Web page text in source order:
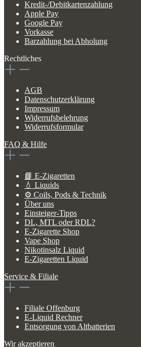
Kredit-/Debitkartenzahlung
Apple Pay
Google Pay
Vorkasse
Barzahlung bei Abholung
Rechtliches
AGB
Datenschutzerklärung
Impressum
Widerrufsbelehrung
Widerrufsformular
FAQ & Hilfe
📘 E-Zigaretten
💧 Liquids
⚙️ Coils, Pods & Technik
Über uns
Einsteiger-Tipps
DL, MTL oder RDL?
E-Zigarette Shop
Vape Shop
Nikotinsalz Liquid
E-Zigaretten Liquid
Service & Filiale
Filiale Offenburg
E-Liquid Rechner
Entsorgung von Altbatterien
Wir akzeptieren